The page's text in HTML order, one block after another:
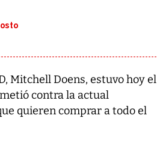
Mitchell Doens, estuvo hoy el
contra la actual
quieren comprar a todo el
candidatura